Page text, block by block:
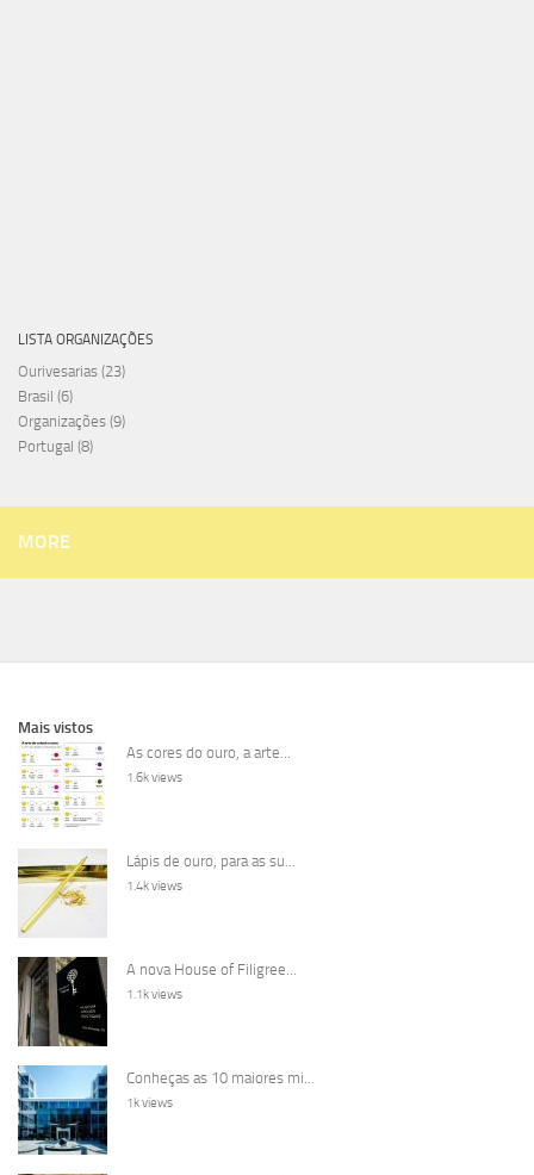
LISTA ORGANIZAÇÕES
Ourivesarias (23)
Brasil (6)
Organizações (9)
Portugal (8)
MORE
Mais vistos
As cores do ouro, a arte...
1.6k views
Lápis de ouro, para as su...
1.4k views
A nova House of Filigree...
1.1k views
Conheças as 10 maiores mi...
1k views